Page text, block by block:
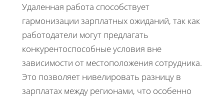
Удаленная работа способствует
гармонизации зарплатных ожиданий, так как
работодатели могут предлагать
конкурентоспособные условия вне
зависимости от местоположения сотрудника.
Это позволяет нивелировать разницу в
зарплатах между регионами, что особенно